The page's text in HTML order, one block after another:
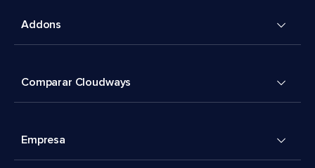
Addons
Comparar Cloudways
Empresa